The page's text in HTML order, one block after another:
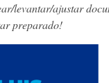
levantar/ajustar
preparado!